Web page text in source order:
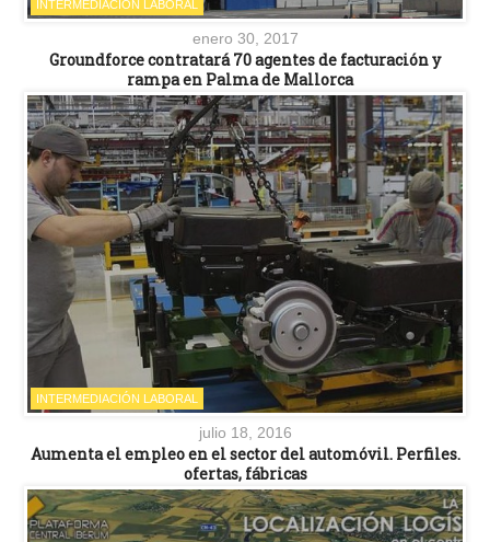
INTERMEDIACIÓN LABORAL
enero 30, 2017
Groundforce contratará 70 agentes de facturación y
rampa en Palma de Mallorca
INTERMEDIACIÓN LABORAL
julio 18, 2016
Aumenta el empleo en el sector del automóvil. Perfiles.
ofertas, fábricas